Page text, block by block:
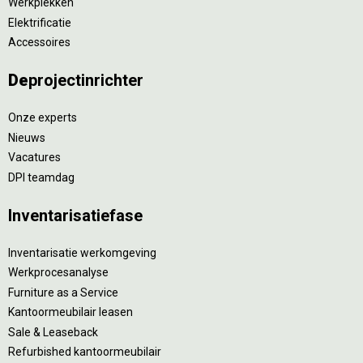
Elektrificatie
Accessoires
Deprojectinrichter
Onze experts
Nieuws
Vacatures
DPI teamdag
Inventarisatiefase
Inventarisatie werkomgeving
Werkprocesanalyse
Furniture as a Service
Kantoormeubilair leasen
Sale & Leaseback
Refurbished kantoormeubilair